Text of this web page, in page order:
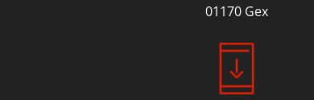
01170 Gex